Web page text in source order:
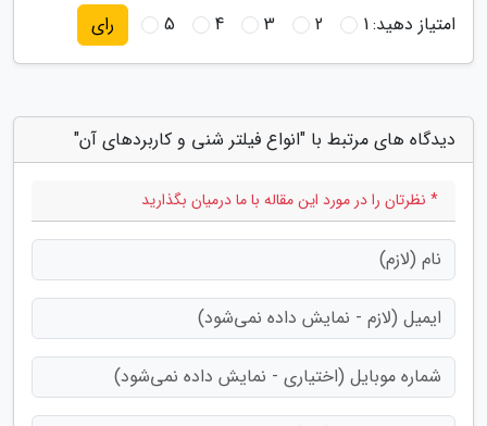
امتیاز دهید:1
2
3
4
5 رای
دیدگاه های مرتبط با "انواع فیلتر شنی و کاربردهای آن"
* نظرتان را در مورد این مقاله با ما درمیان بگذارید